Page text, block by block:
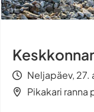
Neljapäev,
Pikakari ranna